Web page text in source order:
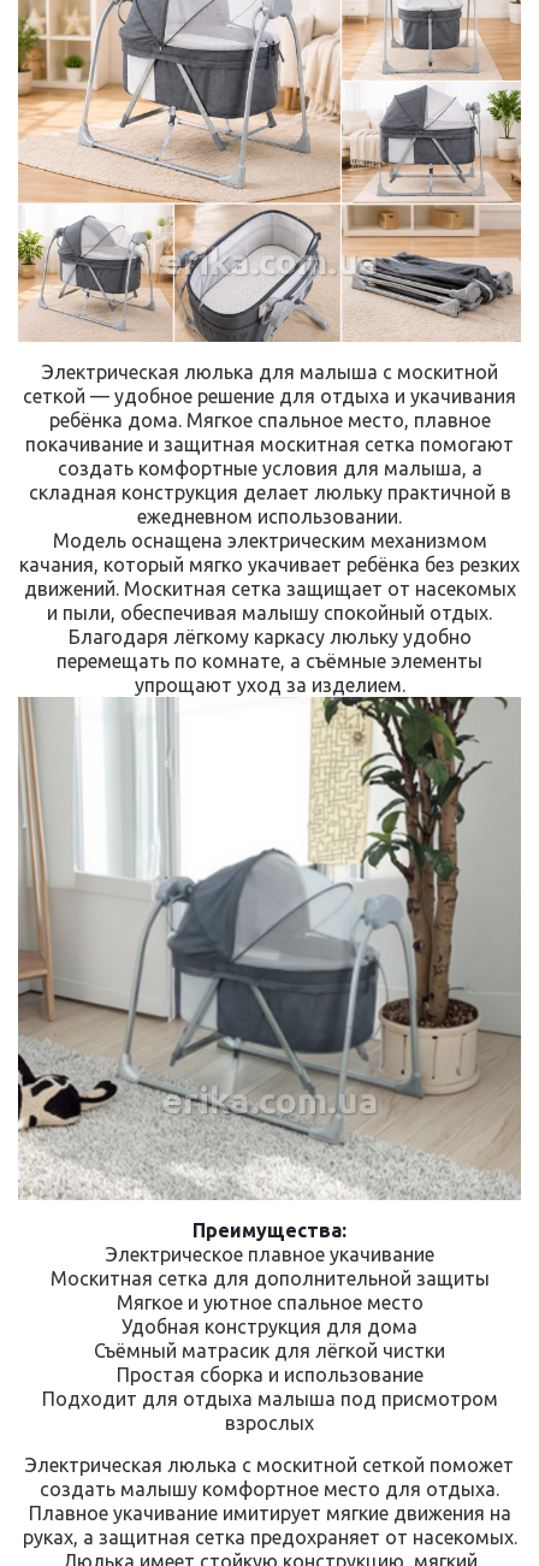
erika.com.ua
Электрическая люлька для малыша с москитной
сеткой — удобное решение для отдыха и укачивания
ребёнка дома. Мягкое спальное место, плавное
покачивание и защитная москитная сетка помогают
создать комфортные условия для малыша, а
складная конструкция делает люльку практичной в
ежедневном использовании.
Модель оснащена электрическим механизмом
качания, который мягко укачивает ребёнка без резких
движений. Москитная сетка защищает от насекомых
и пыли, обеспечивая малышу спокойный отдых.
Благодаря лёгкому каркасу люльку удобно
перемещать по комнате, а съёмные элементы
упрощают уход за изделием.
erika.com.ua
Преимущества:
Электрическое плавное укачивание
Москитная сетка для дополнительной защиты
Мягкое и уютное спальное место
Удобная конструкция для дома
Съёмный матрасик для лёгкой чистки
Простая сборка и использование
Подходит для отдыха малыша под присмотром
взрослых
Электрическая люлька с москитной сеткой поможет
создать малышу комфортное место для отдыха.
Плавное укачивание имитирует мягкие движения на
руках, а защитная сетка предохраняет от насекомых.
Люлька имеет стойкую конструкцию, мягкий